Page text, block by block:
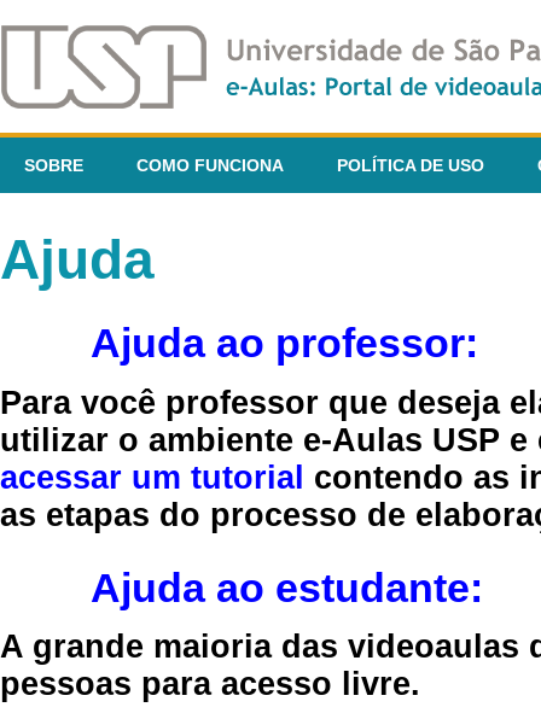
SOBRE COMO FUNCIONA POLÍTICA DE USO
Ajuda
Ajuda ao professor:
Para você professor que deseja
utilizar o ambiente e-Aulas USP
acessar um tutorial contendo as
as etapas do processo de
Ajuda ao estudante:
A grande maioria das videoaulas
pessoas para acesso livre.